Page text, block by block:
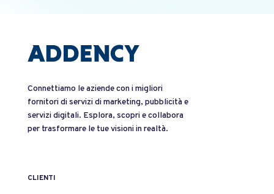
Connettiamo le aziende con i migliori
fornitori di servizi di marketing, pubblicità e
servizi digitali. Esplora, scopri e collabora
per trasformare le tue visioni in realtà.
CLIENTI